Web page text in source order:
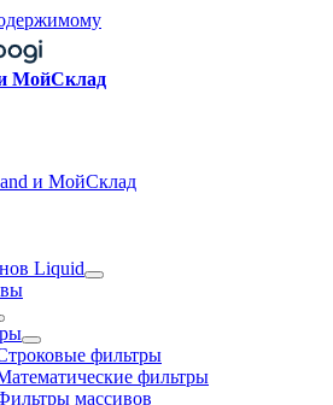
МойСклад
и МойСклад
Liquid
фильтры
фильтры
массивов